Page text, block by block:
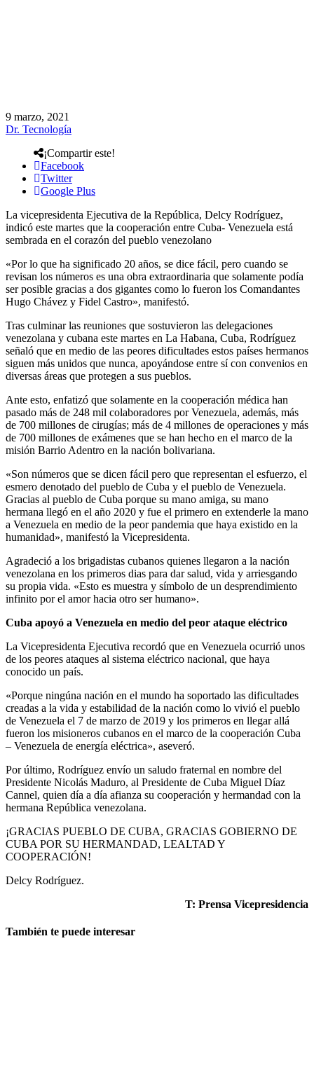
9 marzo, 2021
Dr. Tecnología
¡Compartir este!
Facebook
Twitter
Google Plus
La vicepresidenta Ejecutiva de la República, Delcy Rodríguez,
indicó este martes que la cooperación entre Cuba- Venezuela está
sembrada en el corazón del pueblo venezolano
«Por lo que ha significado 20 años, se dice fácil, pero cuando se
revisan los números es una obra extraordinaria que solamente podía
ser posible gracias a dos gigantes como lo fueron los Comandantes
Hugo Chávez y Fidel Castro», manifestó.
Tras culminar las reuniones que sostuvieron las delegaciones
venezolana y cubana este martes en La Habana, Cuba, Rodríguez
señaló que en medio de las peores dificultades estos países hermanos
siguen más unidos que nunca, apoyándose entre sí con convenios en
diversas áreas que protegen a sus pueblos.
Ante esto, enfatizó que solamente en la cooperación médica han
pasado más de 248 mil colaboradores por Venezuela, además, más
de 700 millones de cirugías; más de 4 millones de operaciones y más
de 700 millones de exámenes que se han hecho en el marco de la
misión Barrio Adentro en la nación bolivariana.
«Son números que se dicen fácil pero que representan el esfuerzo, el
esmero denotado del pueblo de Cuba y el pueblo de Venezuela.
Gracias al pueblo de Cuba porque su mano amiga, su mano
hermana llegó en el año 2020 y fue el primero en extenderle la mano
a Venezuela en medio de la peor pandemia que haya existido en la
humanidad», manifestó la Vicepresidenta.
Agradeció a los brigadistas cubanos quienes llegaron a la nación
venezolana en los primeros dias para dar salud, vida y arriesgando
su propia vida. «Esto es muestra y símbolo de un desprendimiento
infinito por el amor hacia otro ser humano».
Cuba apoyó a Venezuela en medio del peor ataque eléctrico
La Vicepresidenta Ejecutiva recordó que en Venezuela ocurrió unos
de los peores ataques al sistema eléctrico nacional, que haya
conocido un país.
«Porque ningúna nación en el mundo ha soportado las dificultades
creadas a la vida y estabilidad de la nación como lo vivió el pueblo
de Venezuela el 7 de marzo de 2019 y los primeros en llegar allá
fueron los misioneros cubanos en el marco de la cooperación Cuba
– Venezuela de energía eléctrica», aseveró.
Por último, Rodríguez envío un saludo fraternal en nombre del
Presidente Nicolás Maduro, al Presidente de Cuba Miguel Díaz
Cannel, quien día a día afianza su cooperación y hermandad con la
hermana República venezolana.
¡GRACIAS PUEBLO DE CUBA, GRACIAS GOBIERNO DE
CUBA POR SU HERMANDAD, LEALTAD Y
COOPERACIÓN!
Delcy Rodríguez.
T: Prensa Vicepresidencia
También te puede interesar